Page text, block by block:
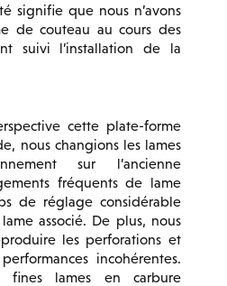
signifie que nous n’avons
de couteau au cours des
suivi l’installation de la
cette plate-forme
nous changions les lames
sur l’ancienne
fréquents de lame
de réglage considérable
associé. De plus, nous
les perforations et
incohérentes.
fines lames en carbure